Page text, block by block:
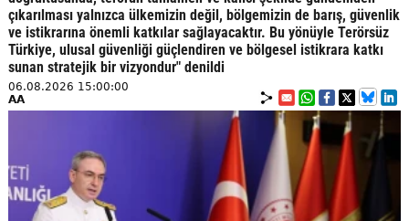
çıkarılması yalnızca ülkemizin değil, bölgemizin de barış, güvenlik
ve istikrarına önemli katkılar sağlayacaktır. Bu yönüyle Terörsüz
Türkiye, ulusal güvenliği güçlendiren ve bölgesel istikrara katkı
sunan stratejik bir vizyondur" denildi
06.08.2026 15:00:00
AA